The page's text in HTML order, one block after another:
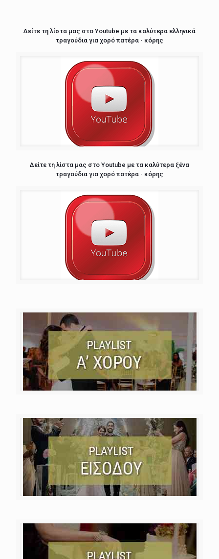
Δείτε τη λίστα μας στο Youtube με τα καλύτερα ελληνικά
τραγούδια για χορό πατέρα - κόρης
Δείτε τη λίστα μας στο Youtube με τα καλύτερα ξένα
τραγούδια για χορό πατέρα - κόρης